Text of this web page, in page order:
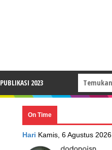
PUBLIKASI 2023
On Time
Hari Kamis, 6 Agustus 2026